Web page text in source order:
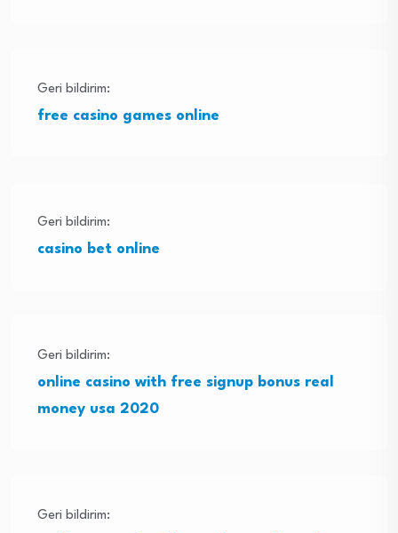
Geri bildirim:
free casino games online
Geri bildirim:
casino bet online
Geri bildirim:
online casino with free signup bonus real
money usa 2020
Geri bildirim: